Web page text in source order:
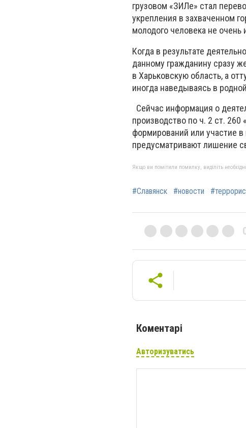
грузовом «ЗИЛе» стал
укрепления в захваченном
молодого человека не очень
Когда в результате
данному гражданину сразу
в Харьковскую область, а
иногда наведываясь в
Сейчас информация о
производство по ч. 2 ст.
формирований или участие в
предусматривают лишение
Якщо ви помітили помилку, виділіть
#Славянск #новости
Коментарі
Авторизуватись